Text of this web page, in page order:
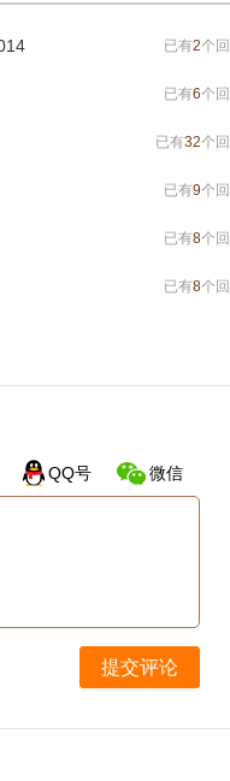
已有2个
已有6个
已有32个
已有9个
已有8个
已有8个
QQ号 微信
提交评论